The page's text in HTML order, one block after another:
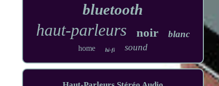
bluetooth
haut-parleurs noir blanc
home hi-fi sound